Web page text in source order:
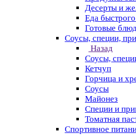
Десерты и
Еда
Готовые
Соусы, специи,
Назад
Соусы,
Кетчуп
Горчица и
Соусы
Майонез
Специи и
Томатная
Спортивное